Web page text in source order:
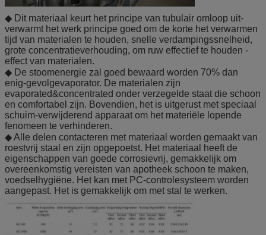
◆ Dit materiaal keurt het principe van tubulair omloop uit-
verwarmt het werk principe goed om de korte het verwarmen
tijd van materialen te houden, snelle verdampingssnelheid,
grote concentratieverhouding, om ruw effectief te houden -
effect van materialen.
◆ De stoomenergie zal goed bewaard worden 70% dan
enig-gevolgevaporator. De materialen zijn
evaporated&concentrated onder verzegelde staat die schoon
en comfortabel zijn. Bovendien, het is uitgerust met speciaal
schuim-verwijderend apparaat om het materiële lopende
fenomeen te verhinderen.
◆ Alle delen contacteren met materiaal worden gemaakt van
roestvrij staal en zijn opgepoetst. Het materiaal heeft de
eigenschappen van goede corrosievrij, gemakkelijk om
overeenkomstig vereisten van apotheek schoon te maken,
voedselhygiëne. Het kan met PC-controlesysteem worden
aangepast. Het is gemakkelijk om met stal te werken.